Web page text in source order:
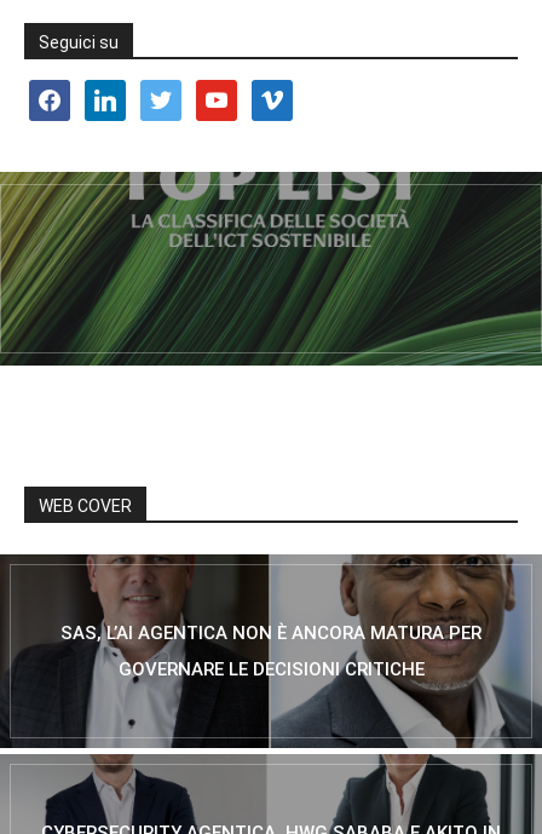
Seguici su
facebooklinkedin twitter youtube vimeo
WEB COVER
SAS, L’AI AGENTICA NON È ANCORA MATURA PER
GOVERNARE LE DECISIONI CRITICHE